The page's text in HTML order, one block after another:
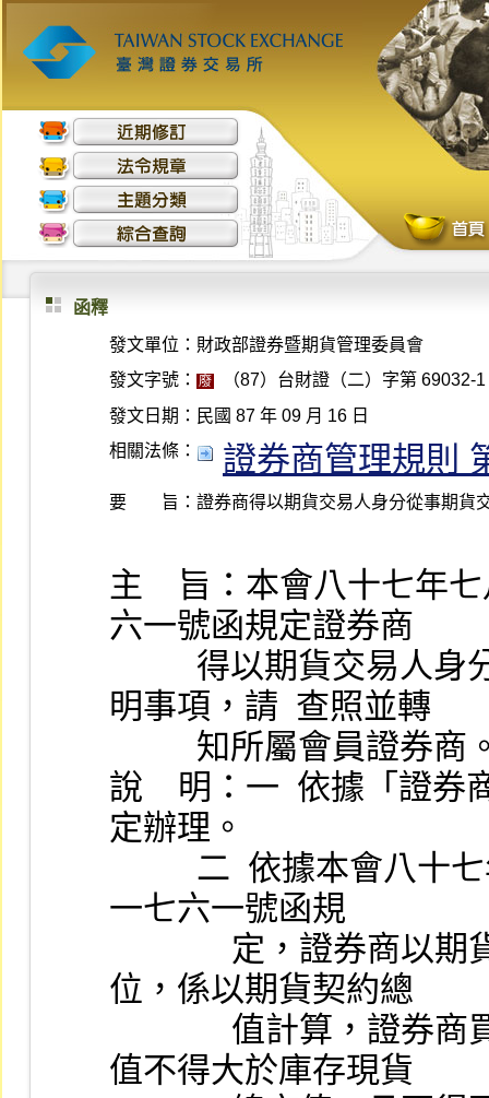
函釋
發文單位： 財政部證券暨期貨管理委員會
發文字號： 廢
（87）台財證（二）字第 69032-1
發文日期： 民國 87 年 09 月 16 日
相關法條：
證券商管理規則
要 旨：
主    旨：本會八十七年
六一號函規定證券商
明事項，請  查照並轉
知所屬會員證券商
說    明：一  依據「證券
定辦理。
一七六一號函規
位，係以期貨契約總
值不得大於庫存現貨